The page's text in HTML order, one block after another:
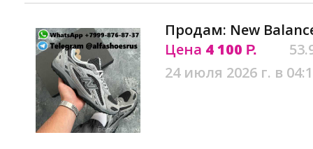
Продам: New
Цена 4 100 Р.
24 июля 2026 г. в